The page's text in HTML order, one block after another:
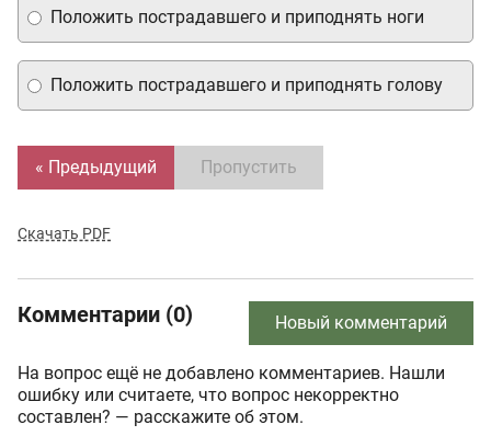
Положить пострадавшего и приподнять ноги
Положить пострадавшего и приподнять голову
« Предыдущий Пропустить
Скачать PDF
Комментарии (0) Новый комментарий
На вопрос ещё не добавлено комментариев. Нашли
ошибку или считаете, что вопрос некорректно
составлен? — расскажите об этом.